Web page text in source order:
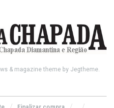
& magazine theme by Jegtheme.